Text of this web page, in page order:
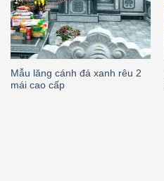
Mẫu lăng cánh đá xanh rêu 2
mái cao cấp